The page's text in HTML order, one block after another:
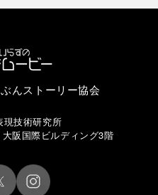
んストーリー協会
現技術研究所
阪国際ビルディング3階